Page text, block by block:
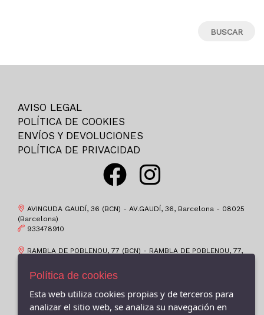
36M
37
37-
39
39M
4-6
40
40M
SKECHERS
EDWARD.S
ST.GALLEN
CROCS
CHAMPION
ATOMONE
POPA
GARVALIN
KEYS
AVISO LEGAL
POLÍTICA DE COOKIES
ENVÍOS Y DEVOLUCIONES
POLÍTICA DE PRIVACIDAD
AVINGUDA GAUDÍ, 36 (BCN) - AV.GAUDÍ, 36, Barcelona - 08025
(Barcelona)
933478910
RAMBLA DE POBLENOU, 77 (BCN) - RAMBLA DE POBLENOU, 77,
936596293
VALÈNCIA, 419 (BCN) - C/VALENCIA, 419, Barcelona - 08013
(Barcelona)
932319158
Política de cookies
Esta web utiliza cookies propias y de terceros para
analizar el sitio web, se analiza su navegación en